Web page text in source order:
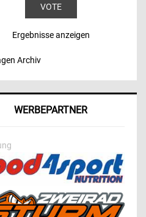
Ergebnisse anzeigen
Archiv
WERBEPARTNER